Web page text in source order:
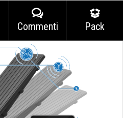
Commenti Pack